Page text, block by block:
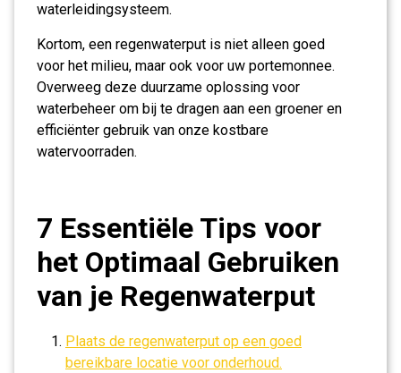
waterleidingsysteem.
Kortom, een regenwaterput is niet alleen goed
voor het milieu, maar ook voor uw portemonnee.
Overweeg deze duurzame oplossing voor
waterbeheer om bij te dragen aan een groener en
efficiënter gebruik van onze kostbare
watervoorraden.
7 Essentiële Tips voor
het Optimaal Gebruiken
van je Regenwaterput
Plaats de regenwaterput op een goed
bereikbare locatie voor onderhoud.